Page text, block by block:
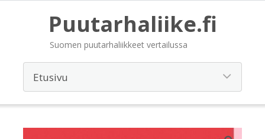
Puutarhaliike.fi
Suomen puutarhaliikkeet vertailussa